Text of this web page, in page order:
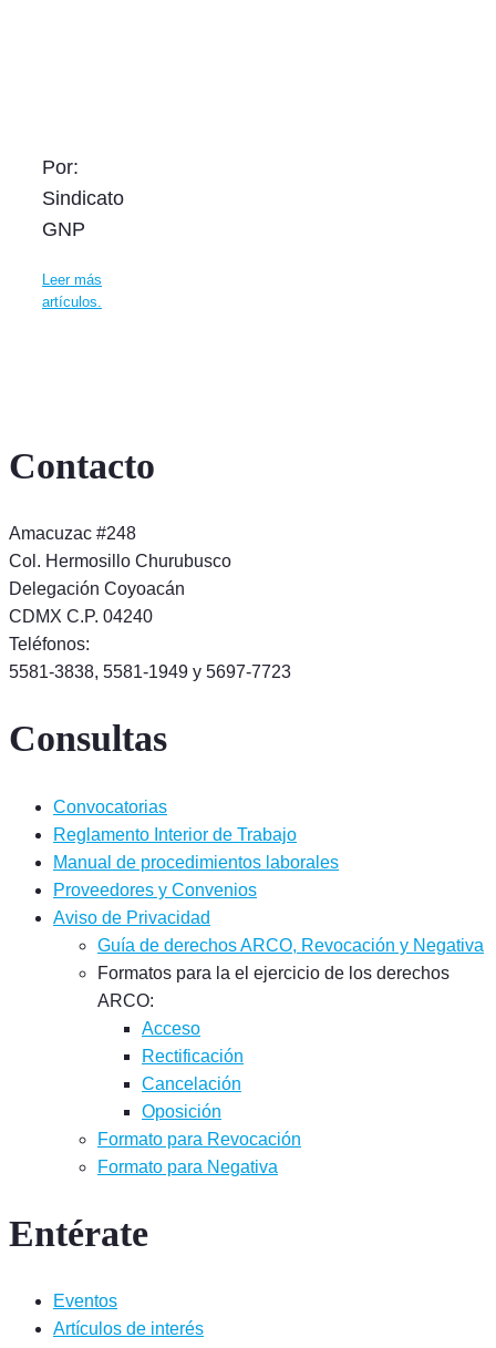
Por:
Sindicato
GNP
Leer más
artículos.
Contacto
Amacuzac #248
Col. Hermosillo Churubusco
Delegación Coyoacán
CDMX C.P. 04240
Teléfonos:
5581-3838, 5581-1949 y 5697-7723
Consultas
Convocatorias
Reglamento Interior de Trabajo
Manual de procedimientos laborales
Proveedores y Convenios
Aviso de Privacidad
Guía de derechos ARCO, Revocación y Negativa
Formatos para la el ejercicio de los derechos
ARCO:
Acceso
Rectificación
Cancelación
Oposición
Formato para Revocación
Formato para Negativa
Entérate
Eventos
Artículos de interés